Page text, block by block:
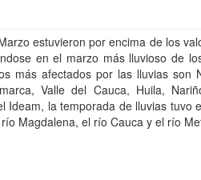
estuvieron por encima de los
en el marzo más lluvioso de
más afectados por las lluvias son
Valle del Cauca, Huila,
Ideam, la temporada de lluvias tuvo
Magdalena, el río Cauca y el río